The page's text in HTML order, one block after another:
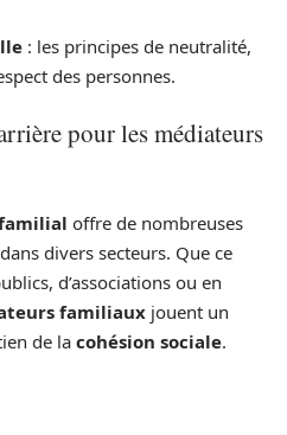
: les principes de neutralité,
des personnes.
pour les médiateurs
offre de nombreuses
dans divers secteurs. Que ce
d’associations ou en
familiaux jouent un
de la cohésion sociale.